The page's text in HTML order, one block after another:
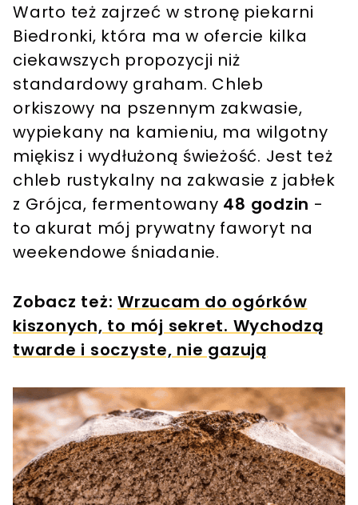
Warto też zajrzeć w stronę piekarni
Biedronki, która ma w ofercie kilka
ciekawszych propozycji niż
standardowy graham. Chleb
orkiszowy na pszennym zakwasie,
wypiekany na kamieniu, ma wilgotny
miękisz i wydłużoną świeżość. Jest też
chleb rustykalny na zakwasie z jabłek
z Grójca, fermentowany 48 godzin -
to akurat mój prywatny faworyt na
weekendowe śniadanie.
Zobacz też: Wrzucam do ogórków
kiszonych, to mój sekret. Wychodzą
twarde i soczyste, nie gazują